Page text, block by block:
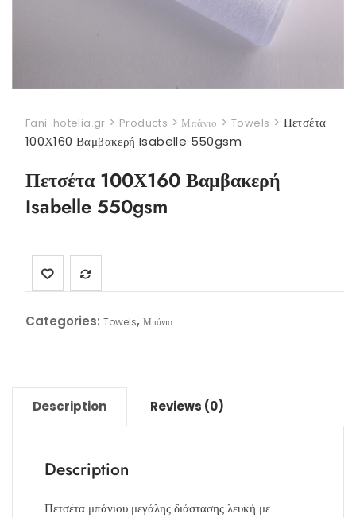
Fani-hotelia.gr > Products > Μπάνιο > Towels > Πετσέτα
100Χ160 Βαμβακερή Isabelle 550gsm
Πετσέτα 100Χ160 Βαμβακερή
Isabelle 550gsm
Categories: Towels, Μπάνιο
Description Reviews (0)
Description
Πετσέτα μπάνιου μεγάλης διάστασης λευκή με